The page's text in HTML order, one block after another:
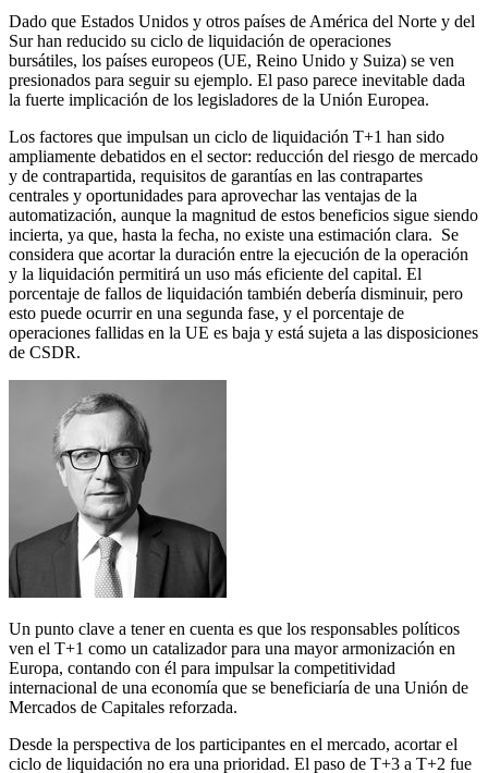
Dado que Estados Unidos y otros países de América del Norte y del
Sur han reducido su ciclo de liquidación de operaciones
bursátiles, los países europeos (UE, Reino Unido y Suiza) se ven
presionados para seguir su ejemplo. El paso parece inevitable dada
la fuerte implicación de los legisladores de la Unión Europea.
Los factores que impulsan un ciclo de liquidación T+1 han sido
ampliamente debatidos en el sector: reducción del riesgo de mercado
y de contrapartida, requisitos de garantías en las contrapartes
centrales y oportunidades para aprovechar las ventajas de la
automatización, aunque la magnitud de estos beneficios sigue siendo
incierta, ya que, hasta la fecha, no existe una estimación clara. Se
considera que acortar la duración entre la ejecución de la operación
y la liquidación permitirá un uso más eficiente del capital. El
porcentaje de fallos de liquidación también debería disminuir, pero
esto puede ocurrir en una segunda fase, y el porcentaje de
operaciones fallidas en la UE es baja y está sujeta a las disposiciones
de CSDR.
Un punto clave a tener en cuenta es que los responsables políticos
ven el T+1 como un catalizador para una mayor armonización en
Europa, contando con él para impulsar la competitividad
internacional de una economía que se beneficiaría de una Unión de
Mercados de Capitales reforzada.
Desde la perspectiva de los participantes en el mercado, acortar el
ciclo de liquidación no era una prioridad. El paso de T+3 a T+2 fue